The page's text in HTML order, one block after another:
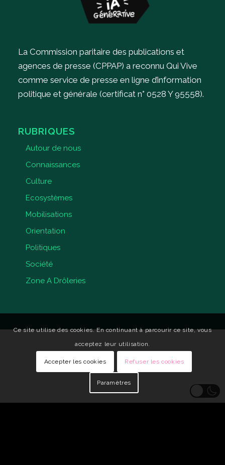
La Commission paritaire des publications et
agences de presse (CPPAP) a reconnu Qui Vive
comme service de presse en ligne d’information
politique et générale (certificat n° 0528 Y 95558).
RUBRIQUES
Autour de nous
Connaissances
Culture
Ecosystèmes
Mobilisations
Orientation
Politiques
Société
Zone A Drôleries
Ce site utilise des cookies. En continuant à parcourir ce site, vous
acceptez leur utilisation.
Accepter les cookies Refuser les cookies
Paramètres